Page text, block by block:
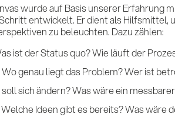
wurde auf Basis unserer
entwickelt. Er dient als Hilfsmittel,
zu beleuchten. Dazu zählen:
ist der Status quo? Wie läuft der
Wo genau liegt das Problem? Wer ist
soll sich ändern? Was wäre ein
Welche Ideen gibt es bereits? Was wäre